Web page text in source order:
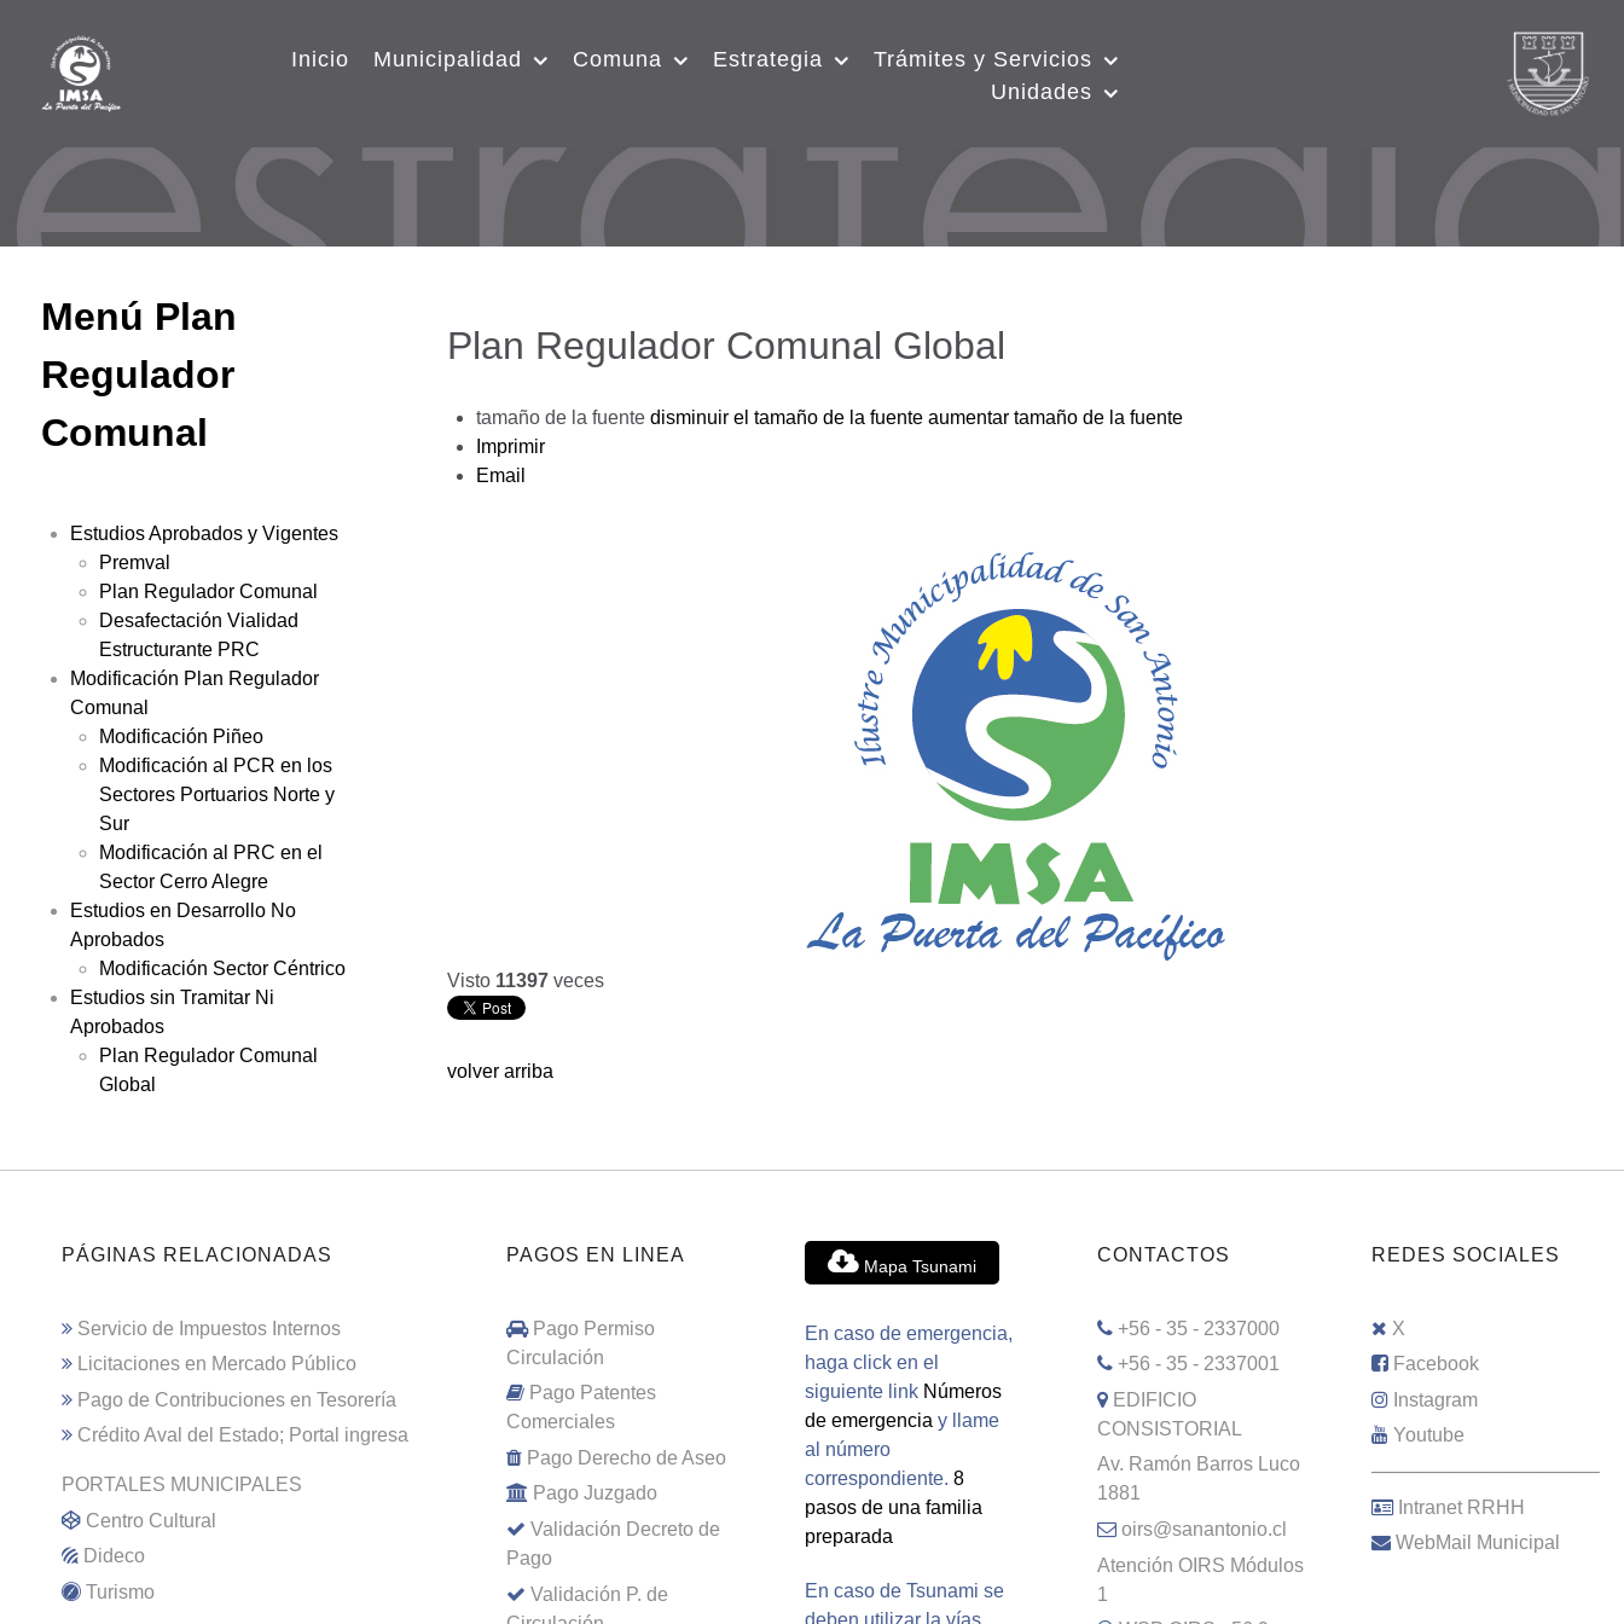
Inicio Municipalidad Comuna Estrategia
Trámites y Servicios
Unidades
Menú Plan
Regulador
Comunal
Estudios Aprobados y Vigentes
Premval
Plan Regulador Comunal
Desafectación Vialidad
Estructurante PRC
Modificación Plan Regulador
Comunal
Modificación Piñeo
Modificación al PCR en los
Sectores Portuarios Norte y
Sur
Modificación al PRC en el
Sector Cerro Alegre
Estudios en Desarrollo No
Aprobados
Modificación Sector Céntrico
Estudios sin Tramitar Ni
Aprobados
Plan Regulador Comunal
Global
Plan Regulador Comunal Global
tamaño de la fuente disminuir el tamaño de la fuente aumentar tamaño de la fuente
Imprimir
Email
Visto 11397 veces
volver arriba
PÁGINAS RELACIONADAS
Servicio de Impuestos Internos
Licitaciones en Mercado Público
Pago de Contribuciones en Tesorería
Crédito Aval del Estado; Portal ingresa
PORTALES MUNICIPALES
Centro Cultural
Dideco
Turismo
PAGOS EN LINEA
Pago Permiso
Circulación
Pago Patentes
Comerciales
Pago Derecho de Aseo
Pago Juzgado
Validación Decreto de
Pago
Validación P. de
Mapa Tsunami
En caso de emergencia,
haga click en el
siguiente link Números
de emergencia y llame
al número
correspondiente. 8
pasos de una familia
preparada
En caso de Tsunami se
deben utilizar la vías
CONTACTOS
+56 - 35 - 2337000
+56 - 35 - 2337001
EDIFICIO
CONSISTORIAL
Av. Ramón Barros Luco
1881
oirs@sanantonio.cl
Atención OIRS Módulos
1
REDES SOCIALES
X
Facebook
Instagram
Youtube
–––––––––––––––––––––
Intranet RRHH
WebMail Municipal